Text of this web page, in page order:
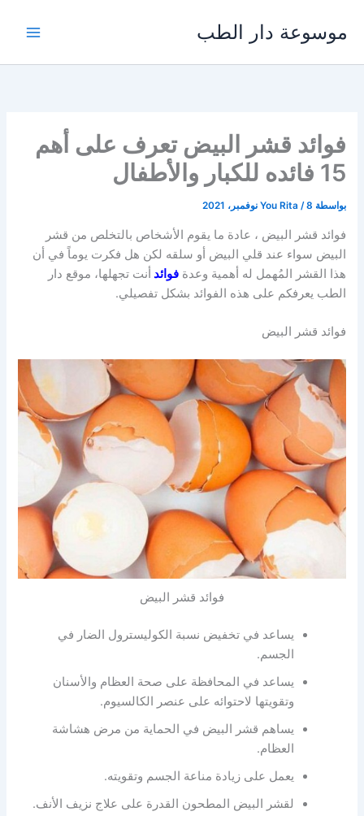
المحتوى
موسوعة دار الطب
فوائد قشر البيض تعرف على أهم
15 فائده للكبار والأطفال
بواسطة You Rita /8 نوفمبر، 2021
فوائد قشر البيض ، عادة ما يقوم الأشخاص بالتخلص من قشر
البيض سواء عند قلي البيض أو سلقه لكن هل فكرت يوماً في أن
هذا القشر المُهمل له أهمية وعدةفوائد أنت تجهلها، موقع دار
الطب يعرفكم على هذه الفوائد بشكل تفصيلي.
فوائد قشر البيض
فوائد قشر البيض
يساعد في تخفيض نسبة الكوليسترول الضار في
الجسم.
يساعد في المحافظة على صحة العظام والأسنان
وتقويتها لاحتوائه على عنصر الكالسيوم.
يساهم قشر البيض في الحماية من مرض هشاشة
العظام.
يعمل على زيادة مناعة الجسم وتقويته.
لقشر البيض المطحون القدرة على علاج نزيف الأنف.